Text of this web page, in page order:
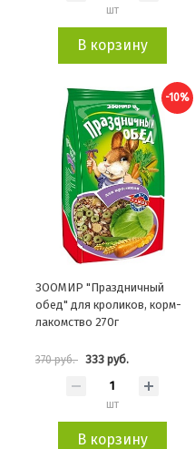
шт
В корзину
-10%
ЗООМИР "Праздничный
обед" для кроликов, корм-
лакомство 270г
370 руб. 333 руб.
шт
В корзину